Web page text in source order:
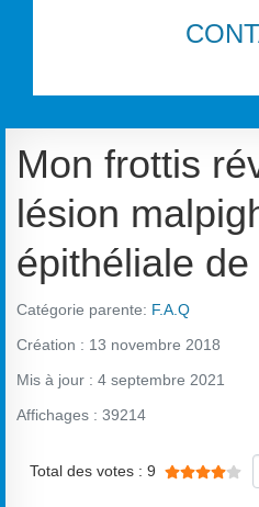
Mon frottis
lésion
épithéliale
Catégorie parente: F.A.Q
Création : 13 novembre 2018
Mis à jour : 4 septembre 2021
Affichages : 39214
Total des votes : 9